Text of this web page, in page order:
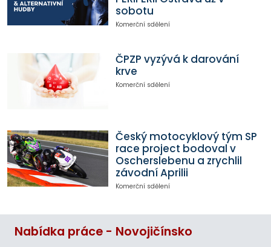
sobotu
Komerční sdělení
ČPZP vyzývá k darování
krve
Komerční sdělení
Český motocyklový tým SP
race project bodoval v
Oscherslebenu a zrychlil
závodní Aprilii
Komerční sdělení
Nabídka práce - Novojičínsko